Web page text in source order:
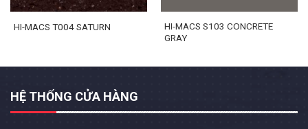
HI-MACS T004 SATURN
HI-MACS S103 CONCRETE
GRAY
HỆ THỐNG CỬA HÀNG